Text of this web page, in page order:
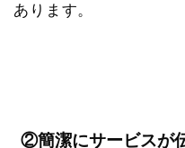
あります。
②簡潔にサービスが